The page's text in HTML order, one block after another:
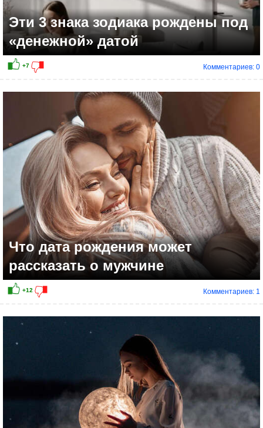
Эти 3 знака зодиака рождены под
«денежной» датой
Комментариев: 0
Что дата рождения может
рассказать о мужчине
Комментариев: 1